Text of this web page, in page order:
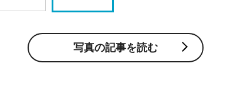
写真の記事を読む